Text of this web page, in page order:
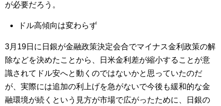
が必要だろう。
ドル高傾向は変わらず
3月19日に日銀が金融政策決定会合でマイナス金利政策の解
除などを決めたことから、日米金利差が縮小することが意
識されてドル安へと動くのではないかと思っていたのだ
が、実際には追加の利上げを急がないで今後も緩和的な金
融環境が続くという見方が市場で広がったために、日銀の